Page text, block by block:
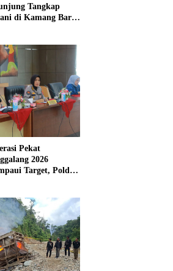
Tangkap
di Kamang Baru,
Pekat
2026
Target, Polda